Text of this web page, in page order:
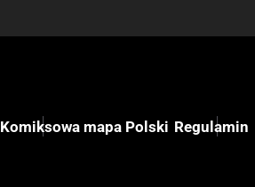
Komiksowa mapa Polski Regulamin